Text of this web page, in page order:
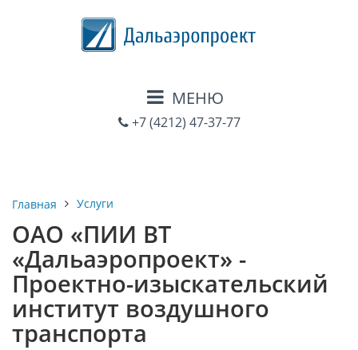
МЕНЮ
+7 (4212) 47-37-77
Главная Услуги
ОАО «ПИИ ВТ
«Дальаэропроект» -
Проектно-изыскательский
институт воздушного
транспорта